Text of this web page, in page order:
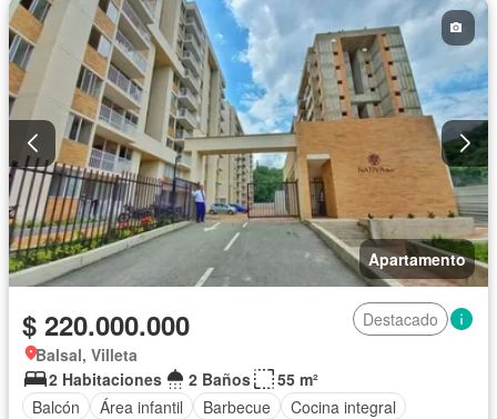
Apartamento
$ 220.000.000
Destacado
Balsal, Villeta
2 Habitaciones
2 Baños
55 m²
Balcón
Área infantil Barbecue
Cocina integral